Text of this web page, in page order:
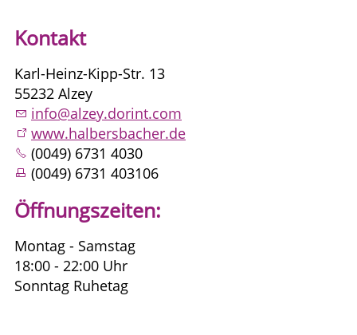
Kontakt
Karl-Heinz-Kipp-Str. 13
55232 Alzey
info@alzey.dorint.com
www.halbersbacher.de
(0049) 6731 4030
(0049) 6731 403106
Öffnungszeiten:
Montag - Samstag
18:00 - 22:00 Uhr
Sonntag Ruhetag